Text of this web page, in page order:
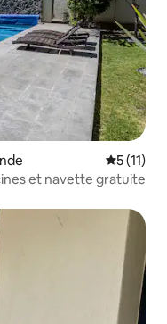
5 (11)
et navette gratuite